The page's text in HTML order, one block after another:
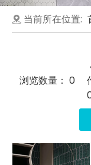
当前所在位置:
浏览数量： 0